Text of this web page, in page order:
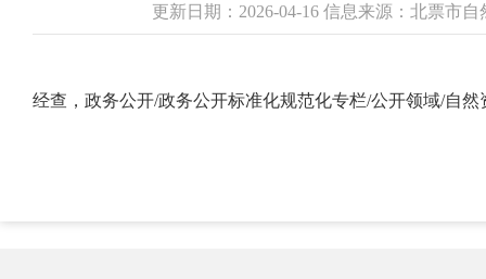
更新日期：2026-04-16 信息来源：北票市
经查，政务公开/政务公开标准化规范化专栏/公开领域/自